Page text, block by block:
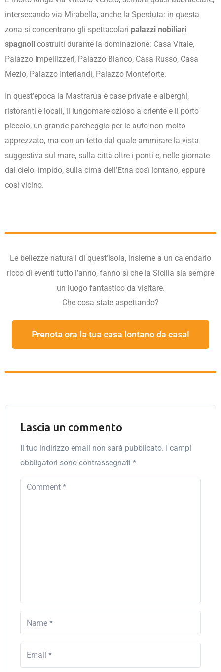
intersecando via Mirabella, anche la Sperduta: in questa
zona si concentrano gli spettacolari palazzi nobiliari
spagnoli costruiti durante la dominazione: Casa Vitale,
Palazzo Impellizzeri, Palazzo Blanco, Casa Russo, Casa
Mezio, Palazzo Interlandi, Palazzo Monteforte.
In quest’epoca la Mastrarua è case private e alberghi,
ristoranti e locali, il lungomare ozioso a oriente e il porto
piccolo, un grande parcheggio per le auto non molto
apprezzato, ma con un tetto dal quale ammirare la vista
suggestiva sul mare, sulla città oltre i ponti e, nelle giornate
dal cielo limpido, sulla cima dell’Etna così lontano, eppure
così vicino.
Le bellezze naturali di quest’isola, insieme a un calendario
ricco di eventi tutto l’anno, fanno sì che la Sicilia sia sempre
un luogo fantastico da visitare.
Che cosa state aspettando?
Prenota ora la tua casa lontano da casa!
Lascia un commento
Il tuo indirizzo email non sarà pubblicato. I campi
obbligatori sono contrassegnati *